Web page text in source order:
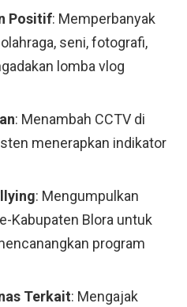
Positif: Memperbanyak
seni, fotografi,
lomba vlog
: Menambah CCTV di
menerapkan indikator
: Mengumpulkan
Kabupaten Blora untuk
program
Terkait: Mengajak